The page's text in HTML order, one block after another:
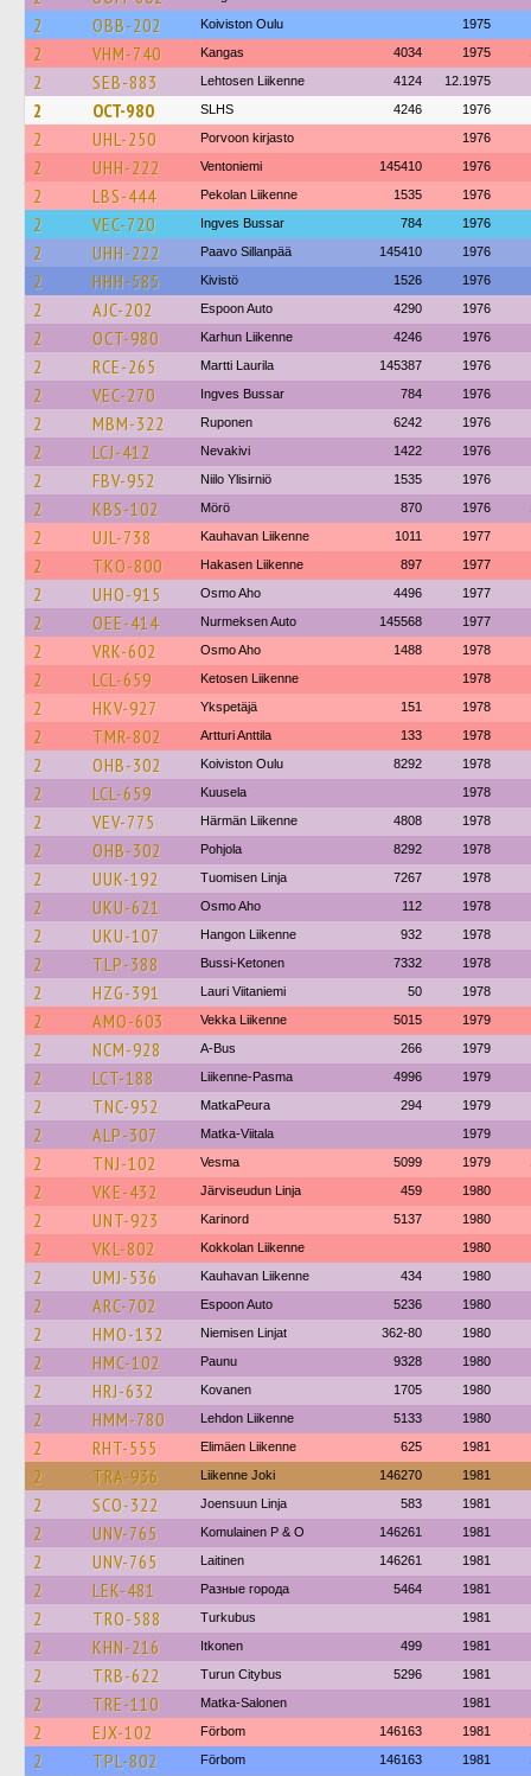
2 OBB-202 Koiviston Oulu 1975
2 VHM-740 Kangas 4034 1975
2 SEB-883 Lehtosen Liikenne 4124 12.1975
2 OCT-980 SLHS 4246 1976
2 UHL-250 Porvoon kirjasto 1976
2 UHH-222 Ventoniemi 145410 1976
2 LBS-444 Pekolan Liikenne 1535 1976
2 VEC-720 Ingves Bussar 784 1976
2 UHH-222 Paavo Sillanpää 145410 1976
2 HHH-585 Kivistö 1526 1976
2 AJC-202 Espoon Auto 4290 1976
2 OCT-980 Karhun Liikenne 4246 1976
2 RCE-265 Martti Laurila 145387 1976
2 VEC-270 Ingves Bussar 784 1976
2 MBM-322 Ruponen 6242 1976
2 LCJ-412 Nevakivi 1422 1976
2 FBV-952 Niilo Ylisirniö 1535 1976
2 KBS-102 Mörö 870 1976
2 UJL-738 Kauhavan Liikenne 1011 1977
2 TKO-800 Hakasen Liikenne 897 1977
2 UHO-915 Osmo Aho 4496 1977
2 OEE-414 Nurmeksen Auto 145568 1977
2 VRK-602 Osmo Aho 1488 1978
2 LCL-659 Ketosen Liikenne 1978
2 HKV-927 Ykspetäjä 151 1978
2 TMR-802 Artturi Anttila 133 1978
2 OHB-302 Koiviston Oulu 8292 1978
2 LCL-659 Kuusela 1978
2 VEV-775 Härmän Liikenne 4808 1978
2 OHB-302 Pohjola 8292 1978
2 UUK-192 Tuomisen Linja 7267 1978
2 UKU-621 Osmo Aho 112 1978
2 UKU-107 Hangon Liikenne 932 1978
2 TLP-388 Bussi-Ketonen 7332 1978
2 HZG-391 Lauri Viitaniemi 50 1978
2 AMO-603 Vekka Liikenne 5015 1979
2 NCM-928 A-Bus 266 1979
2 LCT-188 Liikenne-Pasma 4996 1979
2 TNC-952 MatkaPeura 294 1979
2 ALP-307 Matka-Viitala 1979
2 TNJ-102 Vesma 5099 1979
2 VKE-432 Järviseudun Linja 459 1980
2 UNT-923 Karinord 5137 1980
2 VKL-802 Kokkolan Liikenne 1980
2 UMJ-536 Kauhavan Liikenne 434 1980
2 ARC-702 Espoon Auto 5236 1980
2 HMO-132 Niemisen Linjat 362-80 1980
2 HMC-102 Paunu 9328 1980
2 HRJ-632 Kovanen 1705 1980
2 HMM-780 Lehdon Liikenne 5133 1980
2 RHT-555 Elimäen Liikenne 625 1981
2 TRA-936 Liikenne Joki 146270 1981
2 SCO-322 Joensuun Linja 583 1981
2 UNV-765 Komulainen P & O 146261 1981
2 UNV-765 Laitinen 146261 1981
2 LEK-481 Разные города 5464 1981
2 TRO-588 Turkubus 1981
2 KHN-216 Itkonen 499 1981
2 TRB-622 Turun Citybus 5296 1981
2 TRE-110 Matka-Salonen 1981
2 EJX-102 Förbom 146163 1981
2 TPL-802 Förbom 146163 1981